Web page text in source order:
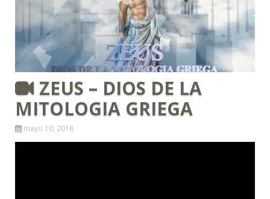
❅ ❅
❅
❅
ZEUS – DIOS DE LA
MITOLOGIA GRIEGA
mayo 10, 2018